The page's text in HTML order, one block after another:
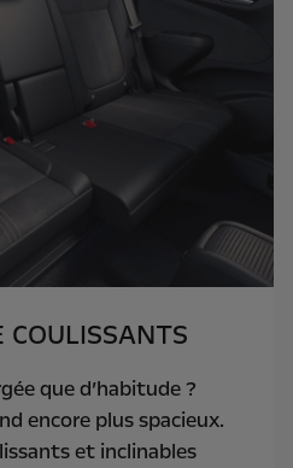
COULISSANTS
que d’habitude ?
encore plus spacieux.
et inclinables